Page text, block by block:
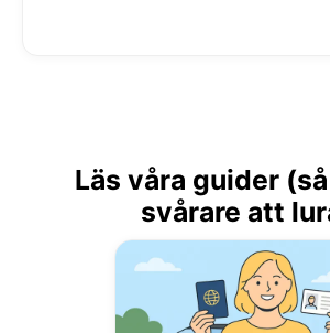
Läs våra guider
svårare att